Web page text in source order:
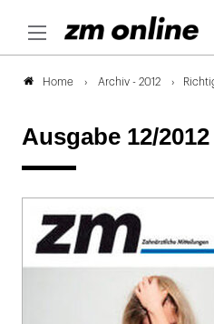
Home Archiv - 2012
Ausgabe 12/2012